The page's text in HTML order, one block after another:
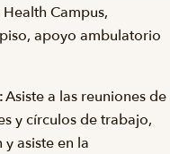
Campus,
apoyo ambulatorio
Asiste a las reuniones de
y círculos de trabajo,
asiste en la